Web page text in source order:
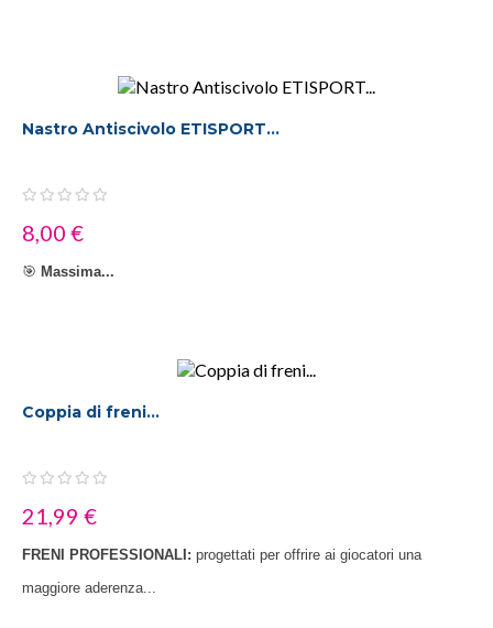
Nastro Antiscivolo ETISPORT...
8,00 €
🎯 Massima...
Coppia di freni...
21,99 €
FRENI PROFESSIONALI: progettati per offrire ai giocatori una
maggiore aderenza...